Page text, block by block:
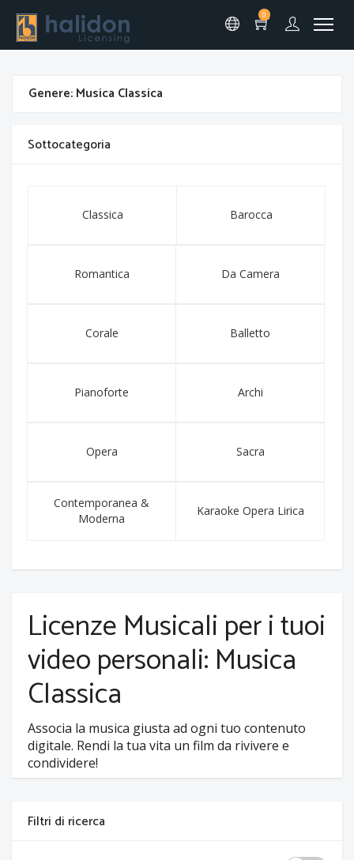
0
Genere: Musica Classica
Sottocategoria
Classica Barocca
Romantica Da Camera
Corale Balletto
Pianoforte Archi
Opera Sacra
Contemporanea &
Moderna
Karaoke Opera Lirica
Licenze Musicali per i tuoi
video personali: Musica
Classica
Associa la musica giusta ad ogni tuo contenuto
digitale. Rendi la tua vita un film da rivivere e
condividere!
Filtri di ricerca